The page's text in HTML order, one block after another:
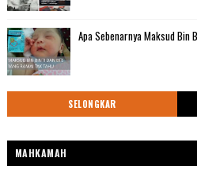
Apa Sebenarnya Maksud Bin
SELONGKAR
MAHKAMAH